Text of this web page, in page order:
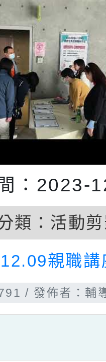
：2023-
類： 活動
親職講
發佈者：輔